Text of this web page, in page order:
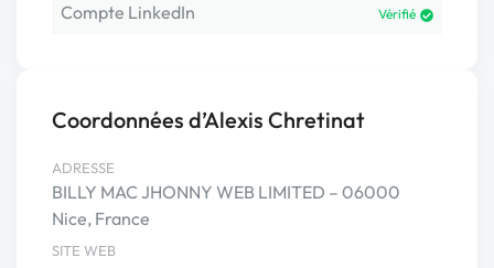
Compte LinkedIn Vérifié
Coordonnées d’Alexis Chretinat
ADRESSE
BILLY MAC JHONNY WEB LIMITED – 06000
Nice, France
SITE WEB